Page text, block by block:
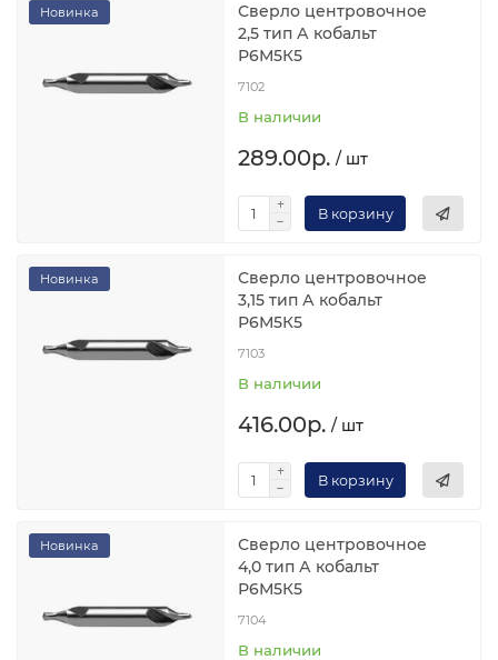
Новинка
Сверло центровочное
2,5 тип А кобальт
Р6М5К5
7102
В наличии
289.00р. / шт
В корзину
Новинка
Сверло центровочное
3,15 тип А кобальт
Р6М5К5
7103
В наличии
416.00р. / шт
В корзину
Новинка
Сверло центровочное
4,0 тип А кобальт
Р6М5К5
7104
В наличии